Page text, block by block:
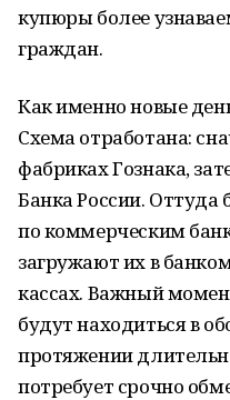
купюры более
граждан.
Как именно новые
Схема отработана:
фабриках Гознака,
Банка России.
по коммерческим
загружают их в
кассах. Важный
будут находиться в
протяжении
потребует срочно